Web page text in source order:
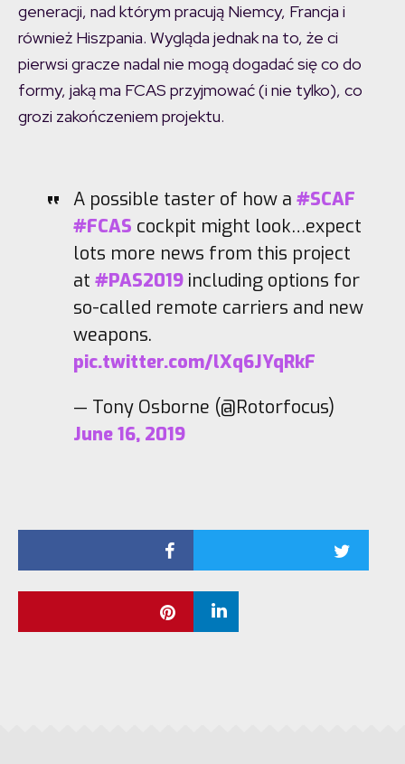
generacji, nad którym pracują Niemcy, Francja i
również Hiszpania. Wygląda jednak na to, że ci
pierwsi gracze nadal nie mogą dogadać się co do
formy, jaką ma FCAS przyjmować (i nie tylko), co
grozi zakończeniem projektu.
A possible taster of how a#SCAF
#FCAS cockpit might look…expect
lots more news from this project
at#PAS2019 including options for
so-called remote carriers and new
weapons.
pic.twitter.com/lXq6JYqRkF
— Tony Osborne (@Rotorfocus)
June 16, 2019